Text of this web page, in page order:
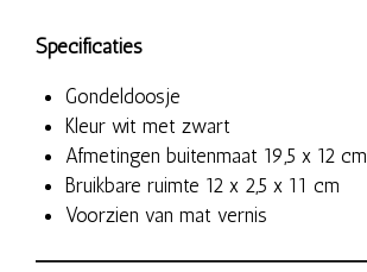
Specificaties
Gondeldoosje
Kleur wit met zwart
Afmetingen buitenmaat 19,5 x 12 cm
Bruikbare ruimte 12 x 2,5 x 11 cm
Voorzien van mat vernis